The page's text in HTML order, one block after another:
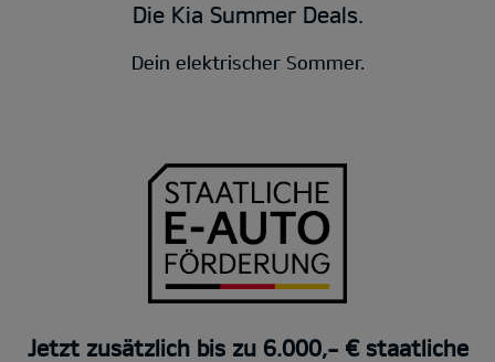
Die Kia Summer Deals.
Dein elektrischer Sommer.
Jetzt zusätzlich bis zu 6.000,- € staatliche